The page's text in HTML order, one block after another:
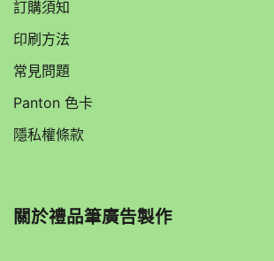
訂購須知
印刷方法
常見問題
Panton 色卡
隱私權條款
關於禮品筆廣告製作